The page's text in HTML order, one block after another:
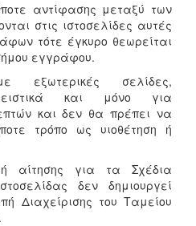
αντίφασης μεταξύ των
στις ιστοσελίδες αυτές
τότε έγκυρο θεωρείται
εγγράφου.
εξωτερικές σελίδες,
και μόνο για
και δεν θα πρέπει να
τρόπο ως υιοθέτηση ή
αίτησης για τα Σχέδια
δεν δημιουργεί
Διαχείρισης του Ταμείου